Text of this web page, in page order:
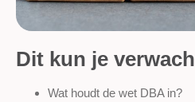
Dit kun je
Wat houdt de wet DBA in?